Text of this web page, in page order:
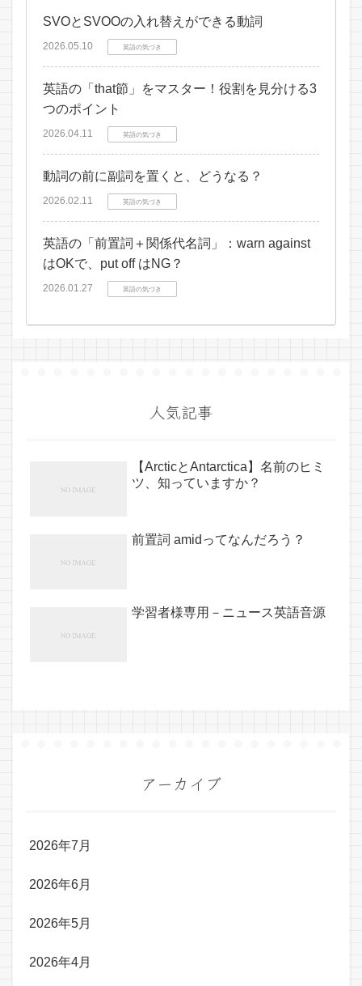
SVOとSVOOの入れ替えができる動詞
2026.05.10 英語の気づき
英語の「that節」をマスター！役割を見分ける3
つのポイント
2026.04.11 英語の気づき
動詞の前に副詞を置くと、どうなる？
2026.02.11 英語の気づき
英語の「前置詞＋関係代名詞」：warn against
はOKで、put off はNG？
2026.01.27 英語の気づき
人気記事
【ArcticとAntarctica】名前のヒミ
ツ、知っていますか？
前置詞 amidってなんだろう？
学習者様専用－ニュース英語音源
アーカイブ
2026年7月
2026年6月
2026年5月
2026年4月